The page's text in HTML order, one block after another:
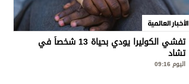
الأخبار العالمية
تفشي الكوليرا يودي بحياة 13 شخصاً في
تشاد
اليوم 09:16